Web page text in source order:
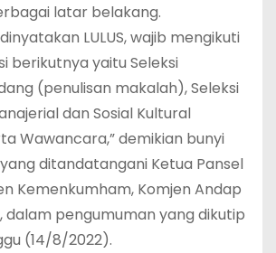
latar belakang.
LULUS, wajib mengikuti
berikutnya yaitu Seleksi
(penulisan makalah), Seleksi
dan Sosial Kultural
Wawancara,” demikian bunyi
ditandatangani Ketua Pansel
Kemenkumham, Komjen Andap
dalam pengumuman yang dikutip
(14/8/2022).